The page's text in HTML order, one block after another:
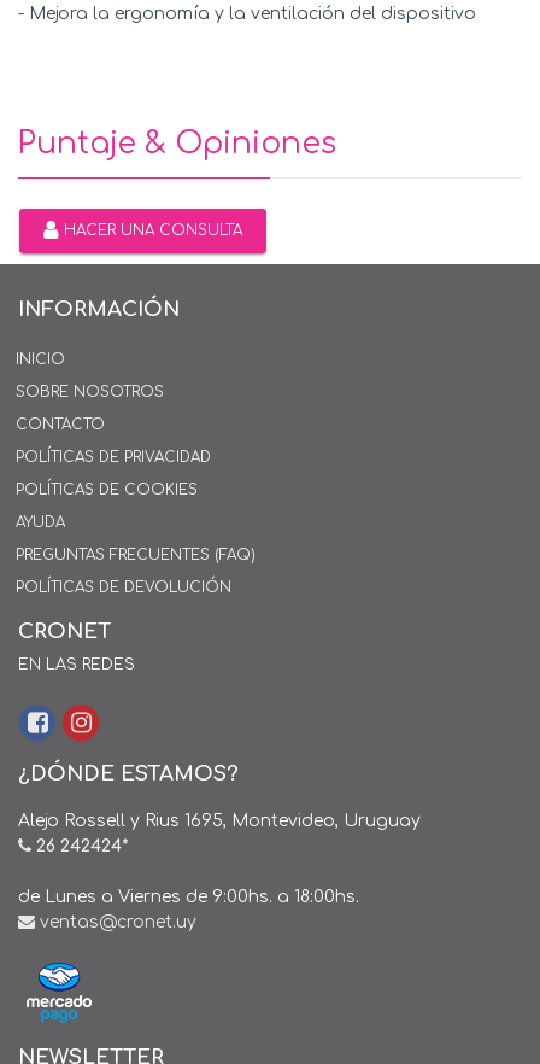
- Mejora la ergonomía y la ventilación del dispositivo
Puntaje & Opiniones
HACER UNA CONSULTA
INFORMACIÓN
INICIO
SOBRE NOSOTROS
CONTACTO
POLÍTICAS DE PRIVACIDAD
POLÍTICAS DE COOKIES
AYUDA
PREGUNTAS FRECUENTES (FAQ)
POLÍTICAS DE DEVOLUCIÓN
CRONET
EN LAS REDES
¿DÓNDE ESTAMOS?
Alejo Rossell y Rius 1695, Montevideo, Uruguay
26 242424*
de Lunes a Viernes de 9:00hs. a 18:00hs.
ventas@cronet.uy
NEWSLETTER